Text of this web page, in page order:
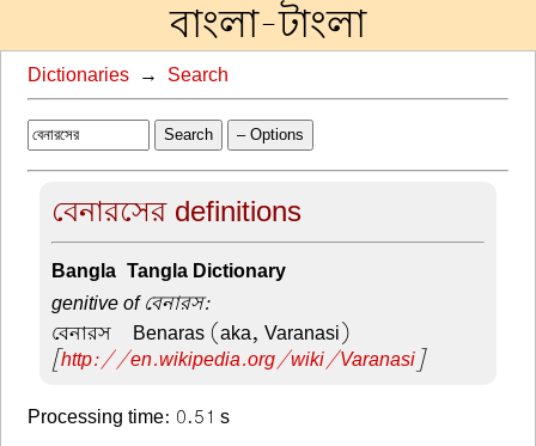
বাংলা-টাংলা
Dictionaries → Search
Search – Options
বেনারসের definitions
Bangla-Tangla Dictionary
genitive of বেনারস:
বেনারস – Benaras (aka, Varanasi)
[http://en.wikipedia.org/wiki/Varanasi ]
Processing time: 0.51 s